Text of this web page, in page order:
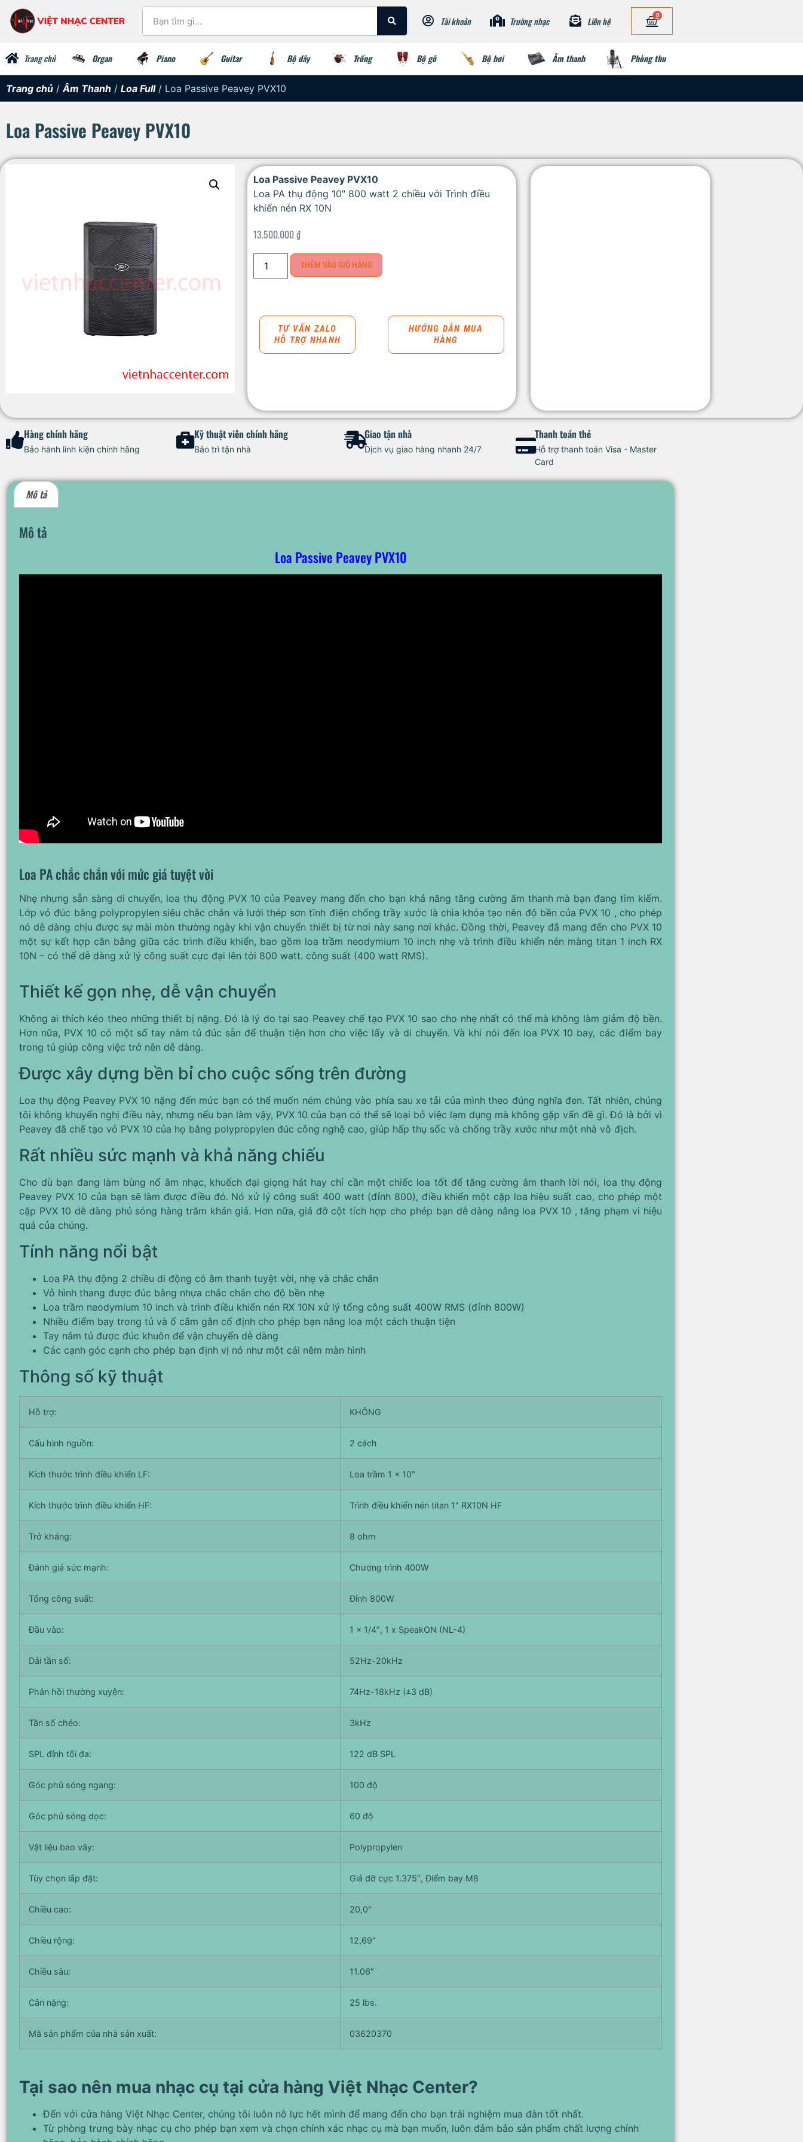
Tài khoản Trường nhạc Liên hệ 0
Trang chủ Organ Piano Guitar Bộ dây Trống Bộ gõ Bộ hơi Âm thanh Phòng thu
Trang chủ / Âm Thanh / Loa Full/ Loa Passive Peavey PVX10
Loa Passive Peavey PVX10
Loa Passive Peavey PVX10
Loa PA thụ động 10″ 800 watt 2 chiều với Trình điều
khiển nén RX 10N
13.500.000₫
THÊM VÀO GIỎ HÀNG
TƯ VẤN ZALO
HỖ TRỢ NHANH
HƯỚNG DẪN MUA
HÀNG
Hàng chính hãng
Bảo hành linh kiện chính hãng
Kỹ thuật viên chính hãng
Bảo trì tận nhà
Giao tận nhà
Dịch vụ giao hàng nhanh 24/7
Thanh toán thẻ
Hỗ trợ thanh toán Visa - Master
Card
Mô tả
Mô tả
Loa Passive Peavey PVX10
Loa PA chắc chắn với mức giá tuyệt vời
Nhẹ nhưng sẵn sàng di chuyển, loa thụ động PVX 10 của Peavey mang đến cho bạn khả năng tăng cường âm thanh mà bạn đang tìm kiếm.
Lớp vỏ đúc bằng polypropylen siêu chắc chắn và lưới thép sơn tĩnh điện chống trầy xước là chìa khóa tạo nên độ bền của PVX 10 , cho phép
nó dễ dàng chịu được sự mài mòn thường ngày khi vận chuyển thiết bị từ nơi này sang nơi khác. Đồng thời, Peavey đã mang đến cho PVX 10
một sự kết hợp cân bằng giữa các trình điều khiển, bao gồm loa trầm neodymium 10 inch nhẹ và trình điều khiển nén màng titan 1 inch RX
10N – có thể dễ dàng xử lý công suất cực đại lên tới 800 watt. công suất (400 watt RMS).
Thiết kế gọn nhẹ, dễ vận chuyển
Không ai thích kéo theo những thiết bị nặng. Đó là lý do tại sao Peavey chế tạo PVX 10 sao cho nhẹ nhất có thể mà không làm giảm độ bền.
Hơn nữa, PVX 10 có một số tay nắm tủ đúc sẵn để thuận tiện hơn cho việc lấy và di chuyển. Và khi nói đến loa PVX 10 bay, các điểm bay
trong tủ giúp công việc trở nên dễ dàng.
Được xây dựng bền bỉ cho cuộc sống trên đường
Loa thụ động Peavey PVX 10 nặng đến mức bạn có thể muốn ném chúng vào phía sau xe tải của mình theo đúng nghĩa đen. Tất nhiên, chúng
tôi không khuyến nghị điều này, nhưng nếu bạn làm vậy, PVX 10 của bạn có thể sẽ loại bỏ việc lạm dụng mà không gặp vấn đề gì. Đó là bởi vì
Peavey đã chế tạo vỏ PVX 10 của họ bằng polypropylen đúc công nghệ cao, giúp hấp thụ sốc và chống trầy xước như một nhà vô địch.
Rất nhiều sức mạnh và khả năng chiếu
Cho dù bạn đang làm bùng nổ âm nhạc, khuếch đại giọng hát hay chỉ cần một chiếc loa tốt để tăng cường âm thanh lời nói, loa thụ động
Peavey PVX 10 của bạn sẽ làm được điều đó. Nó xử lý công suất 400 watt (đỉnh 800), điều khiển một cặp loa hiệu suất cao, cho phép một
cặp PVX 10 dễ dàng phủ sóng hàng trăm khán giả. Hơn nữa, giá đỡ cột tích hợp cho phép bạn dễ dàng nâng loa PVX 10 , tăng phạm vi hiệu
quả của chúng.
Tính năng nổi bật
Loa PA thụ động 2 chiều di động có âm thanh tuyệt vời, nhẹ và chắc chắn
Vỏ hình thang được đúc bằng nhựa chắc chắn cho độ bền nhẹ
Loa trầm neodymium 10 inch và trình điều khiển nén RX 10N xử lý tổng công suất 400W RMS (đỉnh 800W)
Nhiều điểm bay trong tủ và ổ cắm gắn cố định cho phép bạn nâng loa một cách thuận tiện
Tay nắm tủ được đúc khuôn để vận chuyển dễ dàng
Các cạnh góc cạnh cho phép bạn định vị nó như một cái nêm màn hình
Thông số kỹ thuật
Hỗ trợ: KHÔNG
Cấu hình nguồn: 2 cách
Kích thước trình điều khiển LF: Loa trầm 1 x 10″
Kích thước trình điều khiển HF: Trình điều khiển nén titan 1″ RX10N HF
Trở kháng: 8 ohm
Đánh giá sức mạnh: Chương trình 400W
Tổng công suất: Đỉnh 800W
Đầu vào: 1 x 1/4″, 1 x SpeakON (NL-4)
Dải tần số: 52Hz-20kHz
Phản hồi thường xuyên: 74Hz-18kHz (±3 dB)
Tần số chéo: 3kHz
SPL đỉnh tối đa: 122 dB SPL
Góc phủ sóng ngang: 100 độ
Góc phủ sóng dọc: 60 độ
Vật liệu bao vây: Polypropylen
Tùy chọn lắp đặt: Giá đỡ cực 1.375″, Điểm bay M8
Chiều cao: 20,0″
Chiều rộng: 12,69″
Chiều sâu: 11.06″
Cân nặng: 25 lbs.
Mã sản phẩm của nhà sản xuất: 03620370
Tại sao nên mua nhạc cụ tại cửa hàng Việt Nhạc Center?
Đến với cửa hàng Việt Nhạc Center, chúng tôi luôn nỗ lực hết mình để mang đến cho bạn trải nghiệm mua đàn tốt nhất.
Từ phòng trưng bày nhạc cụ cho phép bạn xem và chọn chính xác nhạc cụ mà bạn muốn, luôn đảm bảo sản phẩm chất lượng chính